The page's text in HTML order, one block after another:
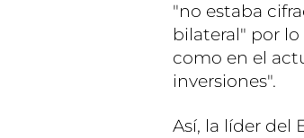
"no estaba
bilateral" por
como en el
inversiones".
Así, la líder del